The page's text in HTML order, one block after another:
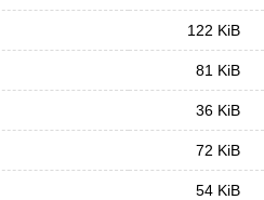
122 KiB
81 KiB
36 KiB
72 KiB
54 KiB